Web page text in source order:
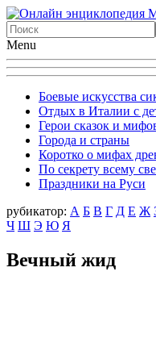
Menu
Боевые искусства
Отдых в Италии с
Герои сказок и
Города и страны
Коротко о мифах
По секрету всему
Праздники на Руси
рубикатор: А Б В Г Д Е Ж
Ч Ш Э Ю Я
Вечный жид